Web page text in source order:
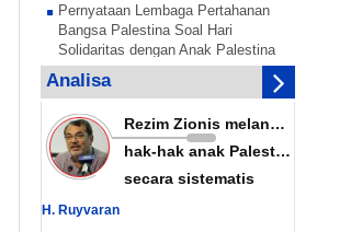
Pernyataan Lembaga Pertahanan
Bangsa Palestina Soal Hari
Solidaritas dengan Anak Palestina
Anak Palestina akan bentuk
tentara pembebasan Palestina
Rezim Zionis melanggar hak-hak
anak Palestina secara terorganisir
Sesi untuk solidaritas dengan
anak-anak Palestina akan
mengelar
Analisa
Rezim Zionis melanggar
hak-hak anak Palestina
secara sistematis
H. Ruyvaran